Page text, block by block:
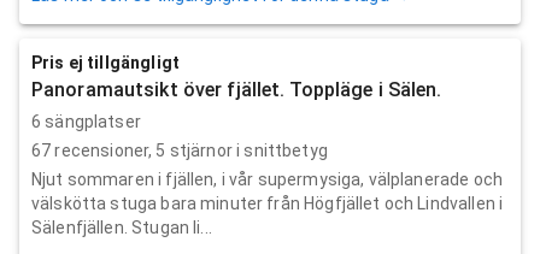
Pris ej tillgängligt
Panoramautsikt över fjället. Toppläge i Sälen.
6 sängplatser
67recensioner, 5 stjärnor i snittbetyg
Njut sommaren i fjällen, i vår supermysiga, välplanerade och
välskötta stuga bara minuter från Högfjället och Lindvallen i
Sälenfjällen. Stugan li...